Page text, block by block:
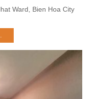
Ward, Bien Hoa City